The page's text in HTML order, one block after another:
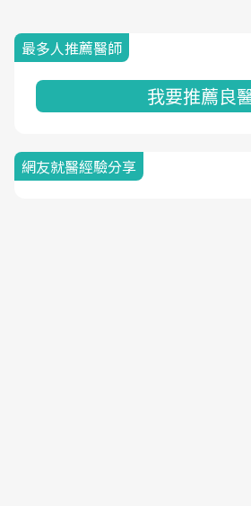
最多人推薦醫師
我要推薦良
網友就醫經驗分享